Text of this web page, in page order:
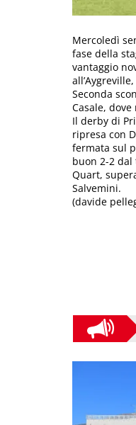
Mercoledì
fase della
vantaggio
Seconda
Casale,
Il derby di
ripresa con
fermata sul
buon 2-2
Quart,
Salvemini.
(davide